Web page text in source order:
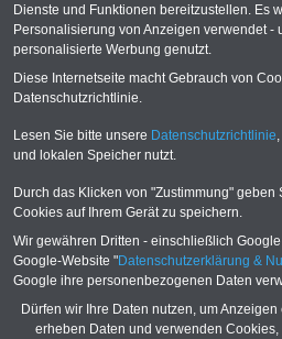
PDF-SERVICE:Zehn
Beamte zum Komplettpreis von 15
geeignet.Sie können Sie zehn
und ausdrucken:Wissenswertes
Beihilfe sowie
öffentlichen Dienst
ACHTUNG Nachzahlung für alle
amtsangemessener Alimentation
Post, Telekom und Postbank)
amtsangemessen Alimentation
Hier die
abschließen!
Dienste und Funktionen bereitzustellen. Es
Personalisierung von Anzeigen verwendet
personalisierte Werbung genutzt.
Diese Internetseite macht Gebrauch von
Datenschutzrichtlinie.
Lesen Sie bitte unsere Datenschutzrichtlinie
und lokalen Speicher nutzt.
Durch das Klicken von "Zustimmung"
Cookies auf Ihrem Gerät zu speichern.
Wir gewähren Dritten - einschließlich
Google-Website "Datenschutzerklärung &
Google ihre personenbezogenen Daten
Dürfen wir Ihre Daten nutzen, um
erheben Daten und verwenden